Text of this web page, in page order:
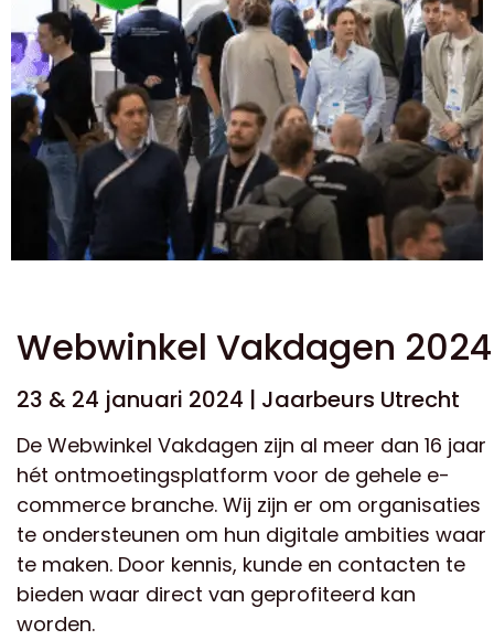
Webwinkel Vakdagen 2024
23 & 24 januari 2024 | Jaarbeurs Utrecht
De Webwinkel Vakdagen zijn al meer dan 16 jaar
hét ontmoetingsplatform voor de gehele e-
commerce branche. Wij zijn er om organisaties
te ondersteunen om hun digitale ambities waar
te maken. Door kennis, kunde en contacten te
bieden waar direct van geprofiteerd kan
worden.